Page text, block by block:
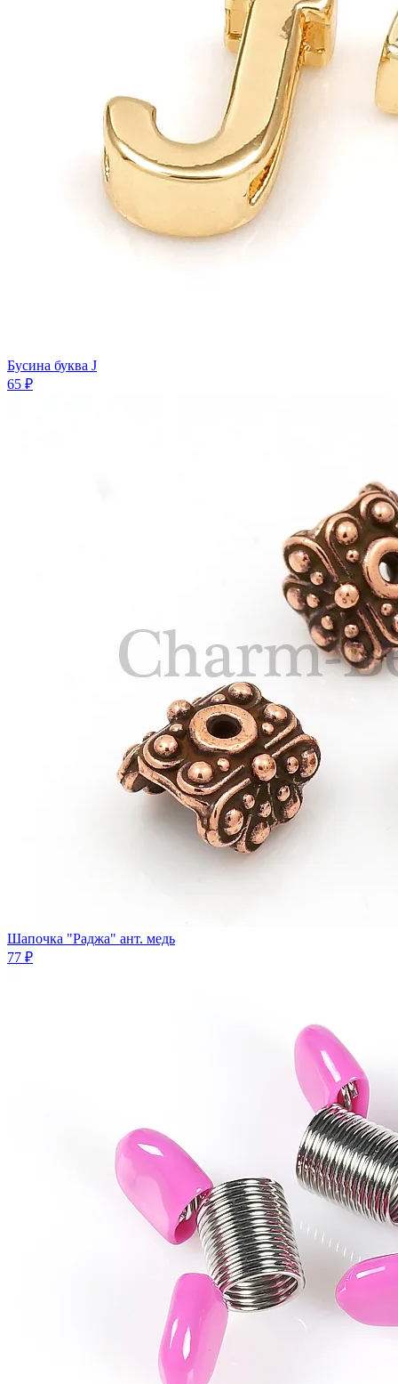
Бусина буква J
65 ₽
Шапочка "Раджа" ант. медь
77 ₽